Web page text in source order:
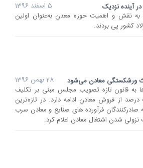
آینده نزدیک
5 اسفند 1396
به نقش و اهمیت حوزه معدن به‌عنوان اولین
کشور پی بردند.
ورشکستگی معادن می‌شود
28 بهمن 1396
به قانون تازه تصویب مجلس مبنی بر تکلیف
از فروش معادن ادامه دارد. در تازه‌ترین
فرآورده های صنایع و معادن سرب
نزولی شدن اشتغال معادن اعلام کرد.